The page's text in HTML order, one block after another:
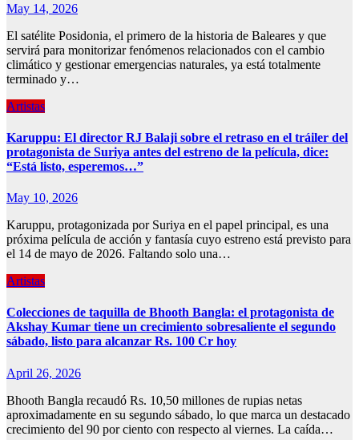
May 14, 2026
El satélite Posidonia, el primero de la historia de Baleares y que
servirá para monitorizar fenómenos relacionados con el cambio
climático y gestionar emergencias naturales, ya está totalmente
terminado y…
Artistas
Karuppu: El director RJ Balaji sobre el retraso en el tráiler del
protagonista de Suriya antes del estreno de la película, dice:
“Está listo, esperemos…”
May 10, 2026
Karuppu, protagonizada por Suriya en el papel principal, es una
próxima película de acción y fantasía cuyo estreno está previsto para
el 14 de mayo de 2026. Faltando solo una…
Artistas
Colecciones de taquilla de Bhooth Bangla: el protagonista de
Akshay Kumar tiene un crecimiento sobresaliente el segundo
sábado, listo para alcanzar Rs. 100 Cr hoy
April 26, 2026
Bhooth Bangla recaudó Rs. 10,50 millones de rupias netas
aproximadamente en su segundo sábado, lo que marca un destacado
crecimiento del 90 por ciento con respecto al viernes. La caída…